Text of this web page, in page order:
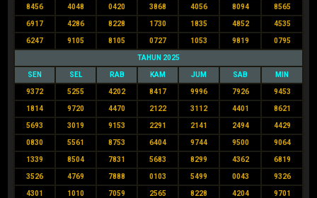
8456 4048 0420 3868 4056 8094 8565
6917 4286 8228 1730 1835 4852 4535
6247 9105 8105 0727 1053 9819 0795
TAHUN 2025
SEN SEL RAB KAM JUM SAB MIN
9372 5255 4202 8417 9996 7926 9453
1814 9720 4470 2122 3112 4401 8621
5693 3019 9153 2291 2141 2494 4429
0830 5561 8753 6404 9744 9500 9064
1339 8504 7831 5683 8299 4362 6819
3526 4769 7888 0103 5499 0043 9326
4301 1010 7059 2565 8228 4204 9701